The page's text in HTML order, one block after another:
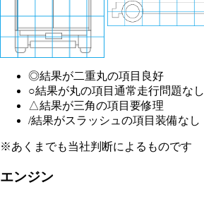
◎結果が二重丸の項目 良好
○結果が丸の項目 通常走行問題なし
△結果が三角の項目 要修理
/結果がスラッシュの項目 装備なし
※あくまでも当社判断によるものです
エンジン